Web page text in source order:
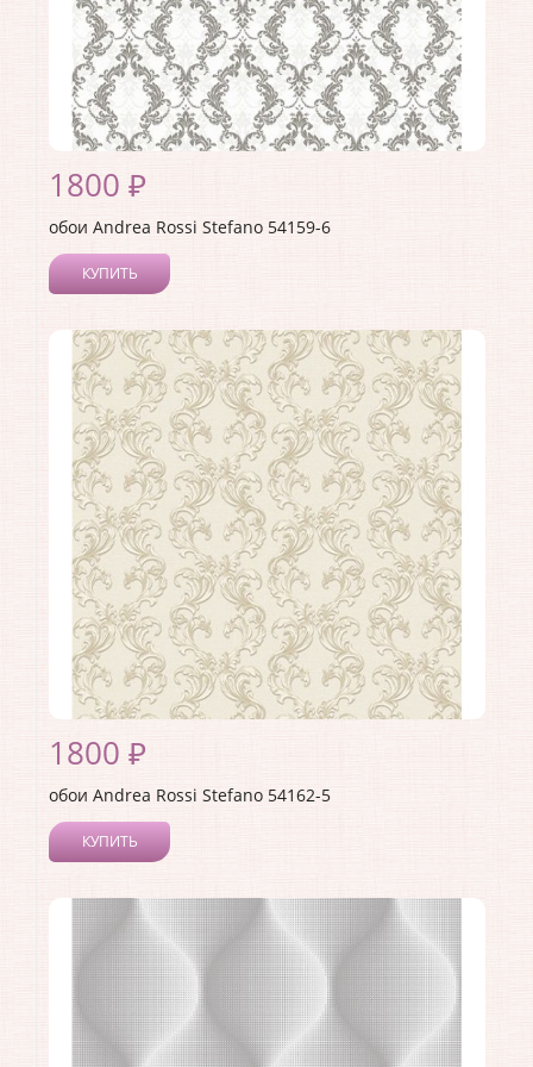
1800 ₽
обои Andrea Rossi Stefano 54159-6
КУПИТЬ
Коллекция:Stefano
Длина рулона:10
Ширина рулона:1.06
Материал покрытия:Виниловое
Страна:Италия
Материал основы: Флизелин
Раппорт: 64
1800 ₽
обои Andrea Rossi Stefano 54162-5
КУПИТЬ
Коллекция:Stefano
Длина рулона:10
Ширина рулона: 1.06
Материал покрытия: Виниловое
Страна:Италия
Материал основы: Флизелин
Раппорт:
52